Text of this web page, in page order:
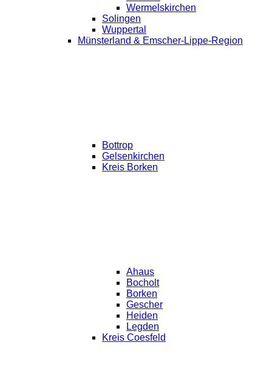
Wermelskirchen
Solingen
Wuppertal
Münsterland & Emscher-Lippe-Region
Bottrop
Gelsenkirchen
Kreis Borken
Ahaus
Bocholt
Borken
Gescher
Heiden
Legden
Kreis Coesfeld